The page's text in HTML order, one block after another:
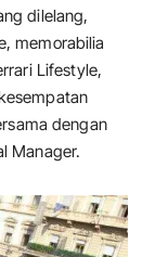
dilelang,
memorabilia
Lifestyle,
dengan
Manager.